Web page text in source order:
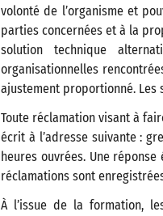
volonté de l’organisme et
parties concernées et à la
solution technique
organisationnelles
ajustement proportionné. Les
Toute réclamation visant à
écrit à l’adresse suivante :
heures ouvrées. Une
réclamations sont
À l’issue de la formation,